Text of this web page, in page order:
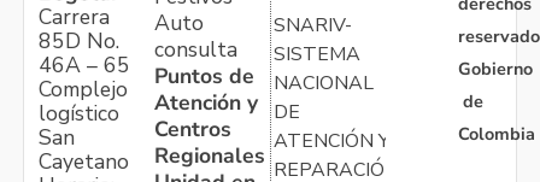
Carrera
85D No.
46A – 65
Complejo
logístico
San
Cayetano
Auto
consulta
Puntos de
Atención y
Centros
Regionales
SNARIV-
SISTEMA
NACIONAL
DE
ATENCIÓN Y
REPARACIÓN
Gobierno
de
Colombia